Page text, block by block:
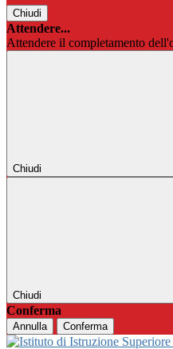
Chiudi
Attendere...
Attendere il completamento
Chiudi
Chiudi
Conferma
Annulla Conferma